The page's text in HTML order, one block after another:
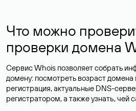
Что можно
проверки домена
Сервис Whois позволяет собрать
домену: посмотреть возраст домена
регистрация, актуальные DNS-
регистратором, а также узнать, чей